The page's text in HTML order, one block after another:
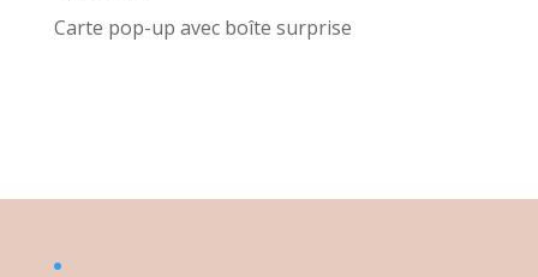
Carte pop-up avec boîte surprise